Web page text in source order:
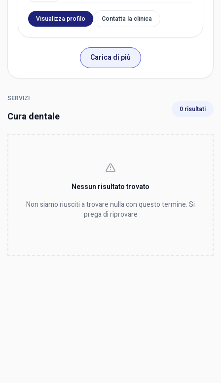
Visualizza profilo Contatta la clinica
Carica di più
SERVIZI
Cura dentale
0 risultati
Nessun risultato trovato
Non siamo riusciti a trovare nulla con questo termine. Si
prega di riprovare